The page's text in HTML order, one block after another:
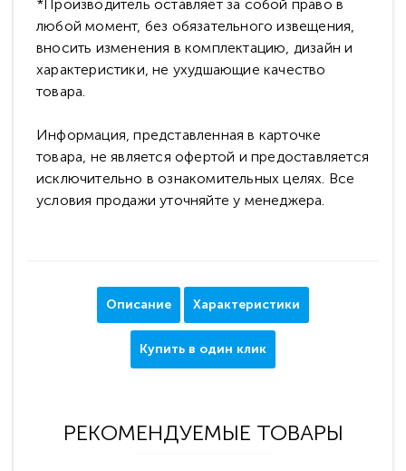
*Производитель оставляет за собой право в
любой момент, без обязательного извещения,
вносить изменения в комплектацию, дизайн и
характеристики, не ухудшающие качество
товара.
Информация, представленная в карточке
товара, не является офертой и предоставляется
исключительно в ознакомительных целях. Все
условия продажи уточняйте у менеджера.
Описание Характеристики
Купить в один клик
РЕКОМЕНДУЕМЫЕ ТОВАРЫ